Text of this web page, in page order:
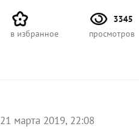
в избранное
3345
просмотров
21 марта 2019, 22:08